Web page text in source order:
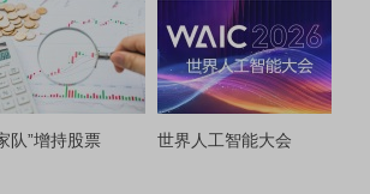
队”增持股票 世界人工智能大会